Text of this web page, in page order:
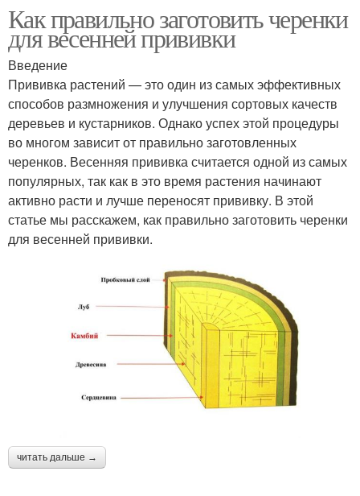
Как правильно заготовить черенки
для весенней прививки
Введение
Прививка растений — это один из самых эффективных
способов размножения и улучшения сортовых качеств
деревьев и кустарников. Однако успех этой процедуры
во многом зависит от правильно заготовленных
черенков. Весенняя прививка считается одной из самых
популярных, так как в это время растения начинают
активно расти и лучше переносят прививку. В этой
статье мы расскажем, как правильно заготовить черенки
для весенней прививки.
читать дальше →